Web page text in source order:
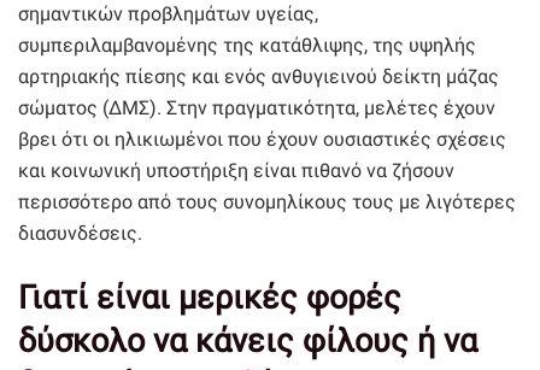
σημαντικών προβλημάτων υγείας,
συμπεριλαμβανομένης της κατάθλιψης, της υψηλής
αρτηριακής πίεσης και ενός ανθυγιεινού δείκτη μάζας
σώματος (ΔΜΣ). Στην πραγματικότητα, μελέτες έχουν
βρει ότι οι ηλικιωμένοι που έχουν ουσιαστικές σχέσεις
και κοινωνική υποστήριξη είναι πιθανό να ζήσουν
περισσότερο από τους συνομηλίκους τους με λιγότερες
διασυνδέσεις.
Γιατί είναι μερικές φορές
δύσκολο να κάνεις φίλους ή να